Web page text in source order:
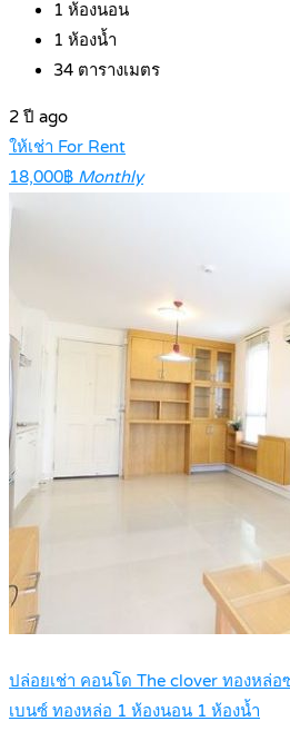
1 ห้องนอน
1 ห้องน้ำ
34 ตารางเมตร
2 ปี ago
ให้เช่า For Rent
18,000฿ Monthly
ปล่อยเช่า คอนโด The clover ทองหล่อ
เบนซ์ ทองหล่อ 1 ห้องนอน 1 ห้องน้ำ